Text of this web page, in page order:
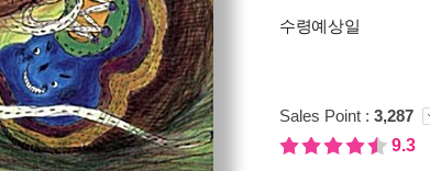
수령예상일
Sales Point : 3,287
9.3